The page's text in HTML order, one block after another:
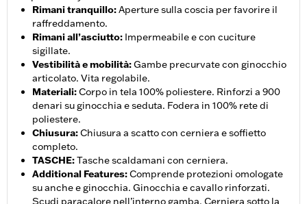
Rimani tranquillo:Aperture sulla coscia per favorire il
raffreddamento.
Rimani all’asciutto: Impermeabile e con cuciture
sigillate.
Vestibilità e mobilità:Gambe precurvate con ginocchio
articolato. Vita regolabile.
Materiali:Corpo in tela 100% poliestere. Rinforzi a 900
denari su ginocchia e seduta. Fodera in 100% rete di
poliestere.
Chiusura:Chiusura a scatto con cerniera e soffietto
completo.
TASCHE:Tasche scaldamani con cerniera.
Additional Features:Comprende protezioni omologate
su anche e ginocchia. Ginocchia e cavallo rinforzati.
Scudi paracalore nell’interno gamba. Cerniera sotto la